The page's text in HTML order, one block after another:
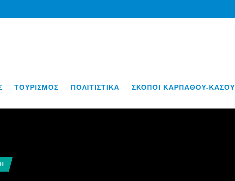
ΤΟΥΡΙΣΜΟΣ ΠΟΛΙΤΙΣΤΙΚΑ ΣΚΟΠΟΙ ΚΑΡΠΑΘΟΥ-ΚΑΣΟΥ